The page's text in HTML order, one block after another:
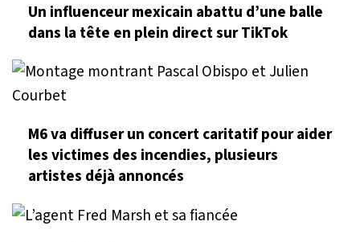
Un influenceur mexicain abattu d’une balle
dans la tête en plein direct sur TikTok
M6 va diffuser un concert caritatif pour aider
les victimes des incendies, plusieurs
artistes déjà annoncés